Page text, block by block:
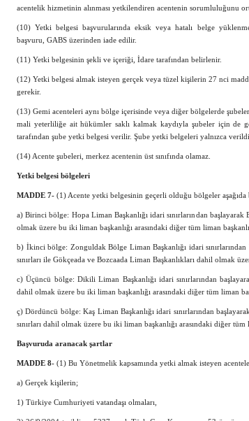
acentelik hizmetinin alınması yetkilendiren acentenin sorumluluğunu
(10) Yetki belgesi başvurularında eksik veya hatalı belge
başvuru, GABS üzerinden iade edilir.
(11) Yetki belgesinin şekli ve içeriği, İdare tarafından belirlenir.
(12) Yetki belgesi almak isteyen gerçek veya tüzel kişilerin 27 nci
gerekir.
(13) Gemi acenteleri aynı bölge içerisinde veya diğer bölgelerde
mali yeterliliğe ait hükümler saklı kalmak kaydıyla şubeler için de
tarafından şube yetki belgesi verilir. Şube yetki belgeleri yalnızca
(14) Acente şubeleri, merkez acentenin üst sınıfında olamaz.
Yetki belgesi bölgeleri
MADDE 7- (1) Acente yetki belgesinin geçerli olduğu bölgeler
a) Birinci bölge: Hopa Liman Başkanlığı idari sınırlarından başlayarak
olmak üzere bu iki liman başkanlığı arasındaki diğer tüm liman
b) İkinci bölge: Zonguldak Bölge Liman Başkanlığı idari
sınırları ile Gökçeada ve Bozcaada Liman Başkanlıkları dahil olmak
c) Üçüncü bölge: Dikili Liman Başkanlığı idari sınırlarından
dahil olmak üzere bu iki liman başkanlığı arasındaki diğer tüm liman
ç) Dördüncü bölge: Kaş Liman Başkanlığı idari sınırlarından
sınırları dahil olmak üzere bu iki liman başkanlığı arasındaki diğer tüm
Başvuruda aranacak şartlar
MADDE 8- (1) Bu Yönetmelik kapsamında yetki almak isteyen
a) Gerçek kişilerin;
1) Türkiye Cumhuriyeti vatandaşı olmaları,